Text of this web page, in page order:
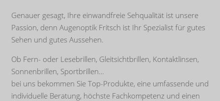
Genauer gesagt, Ihre einwandfreie Sehqualität ist unsere
Passion, denn Augenoptik Fritsch ist Ihr Spezialist für gutes
Sehen und gutes Aussehen.
Ob Fern- oder Lesebrillen, Gleitsichtbrillen, Kontaktlinsen,
Sonnenbrillen, Sportbrillen…
bei uns bekommen Sie Top-Produkte, eine umfassende und
individuelle Beratung, höchste Fachkompetenz und einen